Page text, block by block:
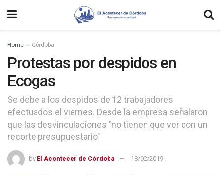
Home Córdoba
Protestas por despidos en
Ecogas
Se debe a los despidos de 12 trabajadores
efectuados el viernes. Desde la empresa señalaron
que las desvinculaciones "no tienen que ver con un
recorte presupuestario"
by El Acontecer de Córdoba 18/02/2019